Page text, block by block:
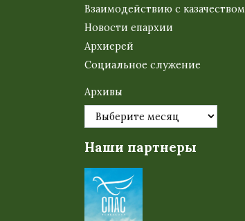
Взаимодействию с казачеством
Новости епархии
Архиерей
Социальное служение
Архивы
Наши партнеры